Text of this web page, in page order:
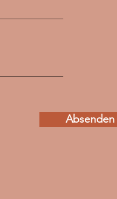
Absenden